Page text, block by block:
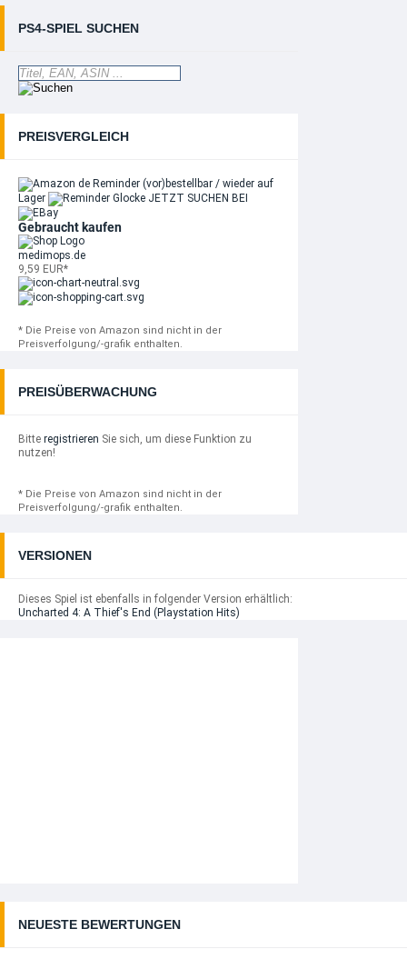
PS4-SPIEL SUCHEN
PREISVERGLEICH
Reminder (vor)bestellbar / wieder auf
Lager
JETZT SUCHEN BEI
Gebraucht kaufen
medimops.de
9,59 EUR*
* Die Preise von Amazon sind nicht in der
Preisverfolgung/-grafik enthalten.
PREISÜBERWACHUNG
Bitte registrieren Sie sich, um diese Funktion zu
nutzen!
* Die Preise von Amazon sind nicht in der
Preisverfolgung/-grafik enthalten.
VERSIONEN
Dieses Spiel ist ebenfalls in folgender Version erhältlich:
Uncharted 4: A Thief's End (Playstation Hits)
NEUESTE BEWERTUNGEN